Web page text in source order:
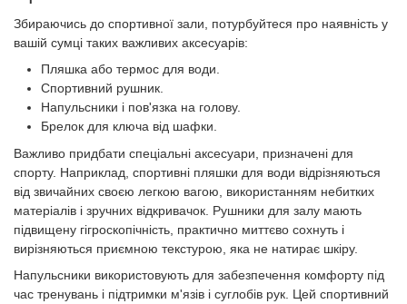
Збираючись до спортивної зали, потурбуйтеся про наявність у
вашій сумці таких важливих аксесуарів:
Пляшка або термос для води.
Спортивний рушник.
Напульсники і пов'язка на голову.
Брелок для ключа від шафки.
Важливо придбати спеціальні аксесуари, призначені для
спорту. Наприклад, спортивні пляшки для води відрізняються
від звичайних своєю легкою вагою, використанням небитких
матеріалів і зручних відкривачок. Рушники для залу мають
підвищену гігроскопічність, практично миттєво сохнуть і
вирізняються приємною текстурою, яка не натирає шкіру.
Напульсники використовують для забезпечення комфорту під
час тренувань і підтримки м'язів і суглобів рук. Цей спортивний